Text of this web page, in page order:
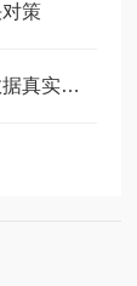
策
掌握火焰测温仪标准化操作流程保障测温数据真实有效